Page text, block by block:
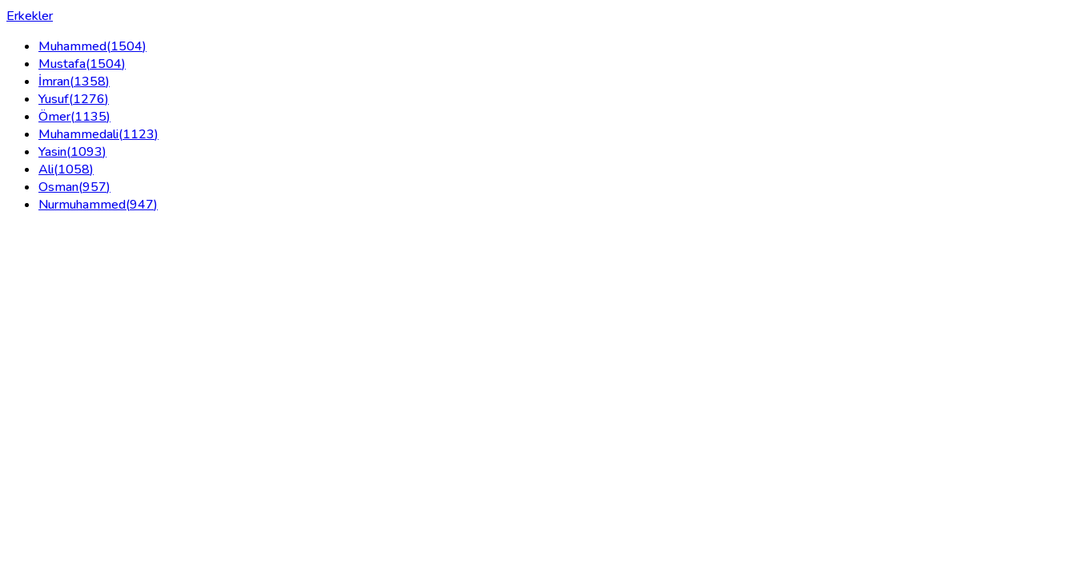
Erkekler
Muhammed(1504)
Mustafa(1504)
İmran(1358)
Yusuf(1276)
Ömer(1135)
Muhammedali(1123)
Yasin(1093)
Ali(1058)
Osman(957)
Nurmuhammed(947)